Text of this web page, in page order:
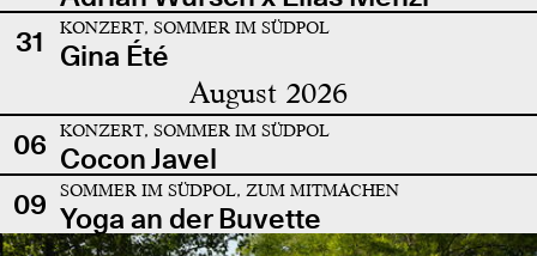
31
KONZERT, SOMMER IM SÜDPOL
Gina Été
August 2026
06 KONZERT, SOMMER IM SÜDPOL
Cocon Javel
09
SOMMER IM SÜDPOL, ZUM MITMACHEN
Yoga an der Buvette